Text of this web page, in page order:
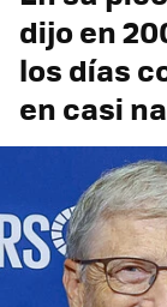
dijo en
los días
en casi